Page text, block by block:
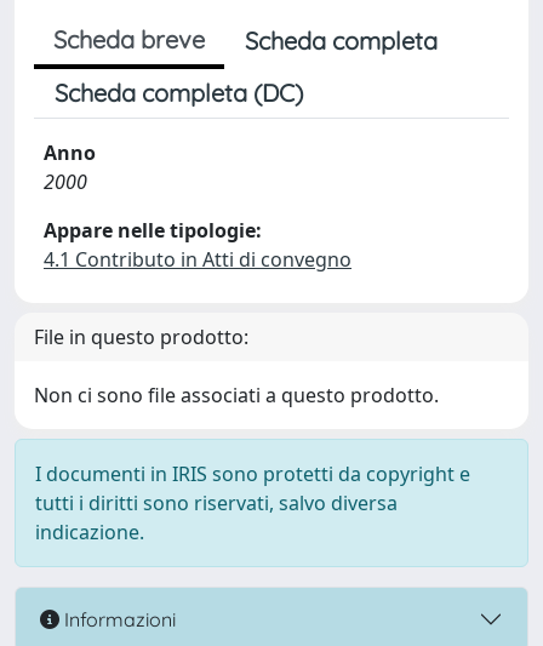
Scheda breve
Scheda completa
Scheda completa (DC)
Anno
2000
Appare nelle tipologie:
4.1 Contributo in Atti di convegno
File in questo prodotto:
Non ci sono file associati a questo prodotto.
I documenti in IRIS sono protetti da copyright e
tutti i diritti sono riservati, salvo diversa
indicazione.
Informazioni